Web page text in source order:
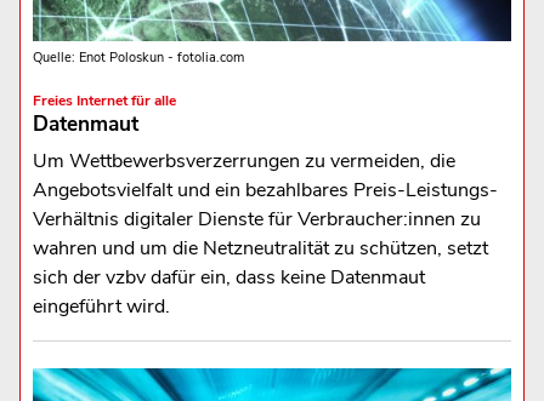
Quelle: Enot Poloskun - fotolia.com
Freies Internet für alle
Datenmaut
Um Wettbewerbsverzerrungen zu vermeiden, die
Angebotsvielfalt und ein bezahlbares Preis-Leistungs-
Verhältnis digitaler Dienste für Verbraucher:innen zu
wahren und um die Netzneutralität zu schützen, setzt
sich der vzbv dafür ein, dass keine Datenmaut
eingeführt wird.